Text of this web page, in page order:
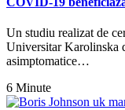
Un studiu realizat de
Universitar Karolinska
asimptomatice…
6 Minute